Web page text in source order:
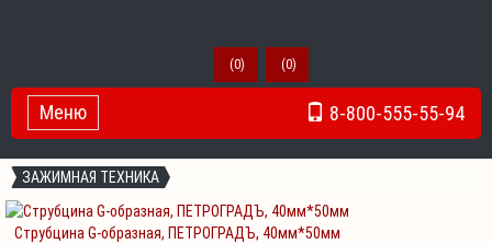
(0) (0)
8-800-555-55-94
Toggle Navigation
Меню
ЗАЖИМНАЯ ТЕХНИКА
Струбцина G-образная, ПЕТРОГРАДЪ, 40мм*50мм